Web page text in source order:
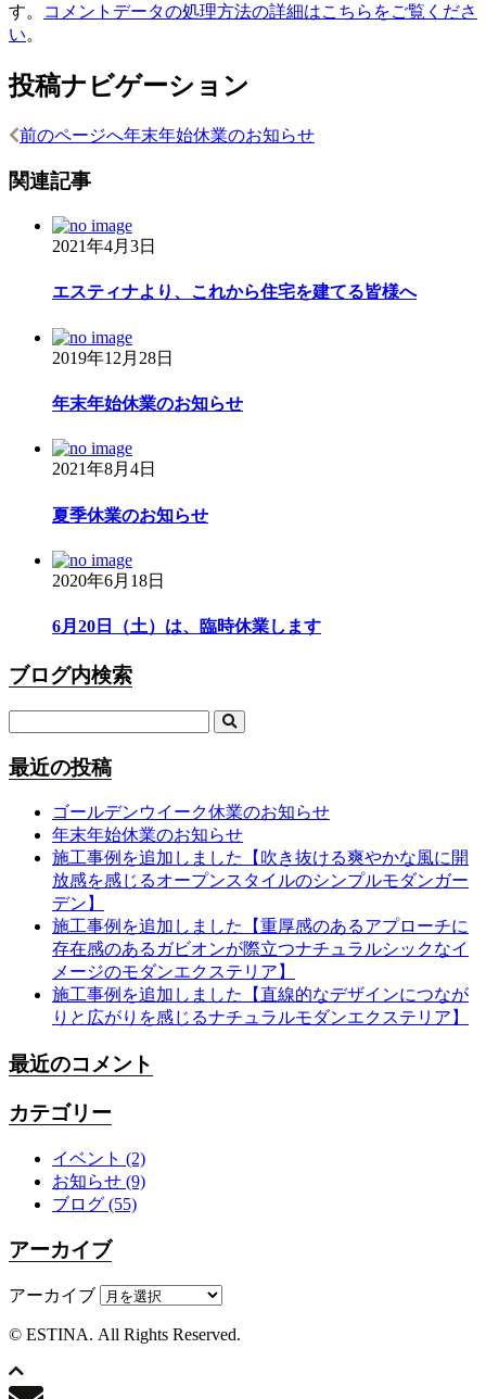
す。
コメントデータの処理方法の詳細はこちらをご覧くださ
い。
投稿ナビゲーション
前のページへ年末年始休業のお知らせ
関連記事
2021年4月3日
エスティナより、これから住宅を建てる皆様へ
2019年12月28日
年末年始休業のお知らせ
2021年8月4日
夏季休業のお知らせ
2020年6月18日
6月20日（土）は、臨時休業します
ブログ内検索
最近の投稿
ゴールデンウイーク休業のお知らせ
年末年始休業のお知らせ
施工事例を追加しました【吹き抜ける爽やかな風に開
放感を感じるオープンスタイルのシンプルモダンガー
デン】
施工事例を追加しました【重厚感のあるアプローチに
存在感のあるガビオンが際立つナチュラルシックなイ
メージのモダンエクステリア】
施工事例を追加しました【直線的なデザインにつなが
りと広がりを感じるナチュラルモダンエクステリア】
最近のコメント
カテゴリー
イベント (2)
お知らせ (9)
ブログ (55)
アーカイブ
アーカイブ
© ESTINA. All Rights Reserved.